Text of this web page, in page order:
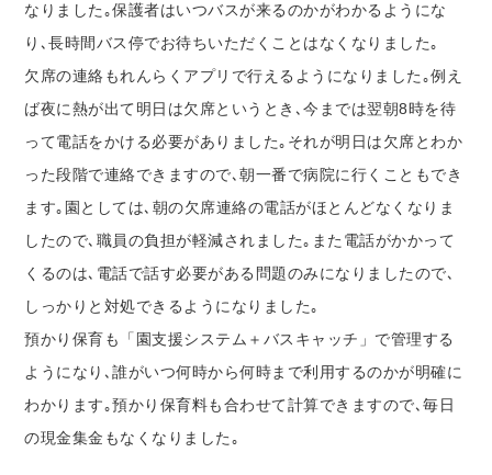
なりました｡保護者はいつバスが来るのかがわかるようにな
り､長時間バス停でお待ちいただくことはなくなりました｡
欠席の連絡もれんらくアプリで行えるようになりました｡例え
ば夜に熱が出て明日は欠席というとき､今までは翌朝8時を待
って電話をかける必要がありました｡それが明日は欠席とわか
った段階で連絡できますので､朝一番で病院に行くこともでき
ます｡園としては､朝の欠席連絡の電話がほとんどなくなりま
したので､職員の負担が軽減されました｡また電話がかかって
くるのは､電話で話す必要がある問題のみになりましたので､
しっかりと対処できるようになりました｡
預かり保育も「園支援システム＋バスキャッチ」で管理する
ようになり､誰がいつ何時から何時まで利用するのかが明確に
わかります｡預かり保育料も合わせて計算できますので､毎日
の現金集金もなくなりました｡